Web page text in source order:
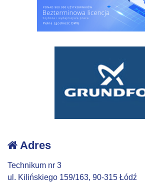
Adres
Technikum nr 3
ul. Kilińskiego 159/163, 90-315 Łódź